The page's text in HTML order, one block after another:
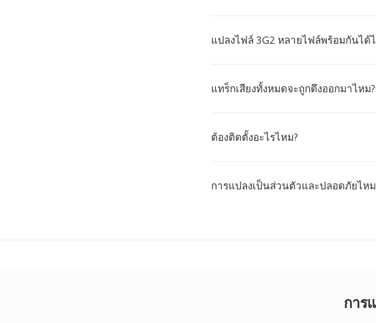
แปลงไฟล์ 3G2 หลายไฟล์พร้อมกันได้
แทร็กเสียงทั้งหมดจะถูกดึงออกมาไหม?
ต้องติดตั้งอะไรไหม?
การแปลงเป็นส่วนตัวและปลอดภัยไหม
การ